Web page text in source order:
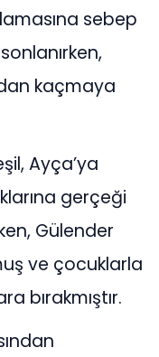
sebep
kaçmaya
Ayça’ya
gerçeği
Gülender
ve çocuklarla
bırakmıştır.